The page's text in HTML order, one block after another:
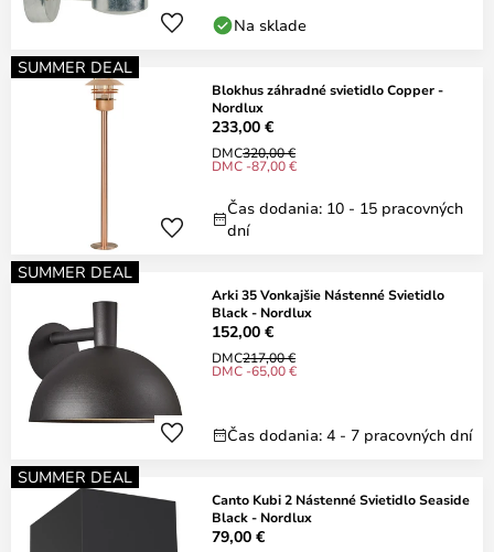
Na sklade
SUMMER DEAL
Blokhus záhradné svietidlo Copper -
Nordlux
233,00 €
DMC320,00 €
DMC -87,00 €
Čas dodania: 10 - 15 pracovných
dní
SUMMER DEAL
Arki 35 Vonkajšie Nástenné Svietidlo
Black - Nordlux
152,00 €
DMC217,00 €
DMC -65,00 €
Čas dodania: 4 - 7 pracovných dní
SUMMER DEAL
Canto Kubi 2 Nástenné Svietidlo Seaside
Black - Nordlux
79,00 €